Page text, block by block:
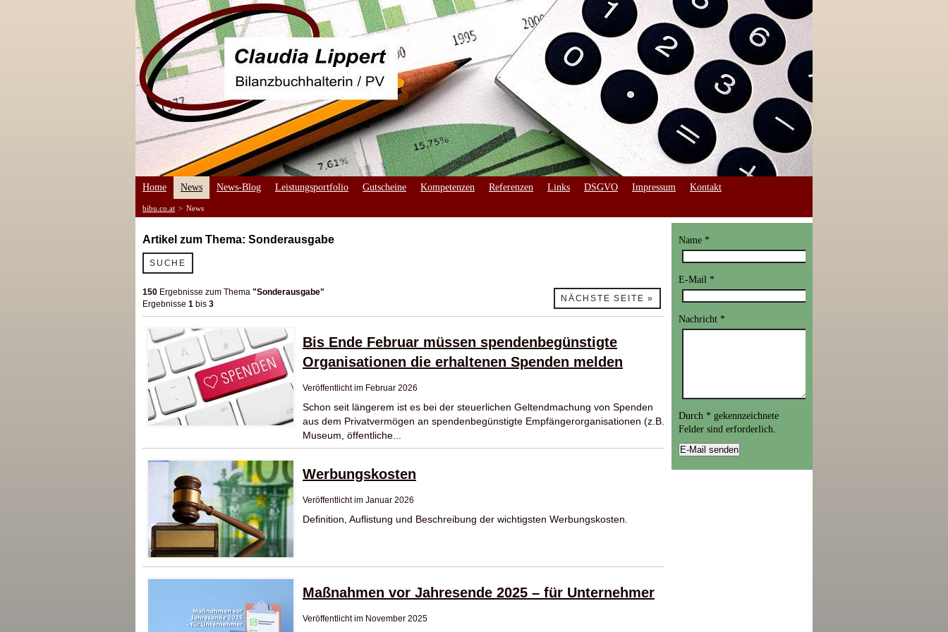
Home News News-Blog Leistungsportfolio Gutscheine Kompetenzen Referenzen Links DSGVO Impressum Kontakt
bibu.co.at > News
Name *
E-Mail *
Nachricht *
Durch * gekennzeichnete
Felder sind erforderlich.
Artikel zum Thema: Sonderausgabe
SUCHE
150 Ergebnisse zum Thema "Sonderausgabe"
Ergebnisse 1 bis 3
NÄCHSTE SEITE »
Bis Ende Februar müssen spendenbegünstigte
Organisationen die erhaltenen Spenden melden
Veröffentlicht im Februar 2026
Schon seit längerem ist es bei der steuerlichen Geltendmachung von Spenden
aus dem Privatvermögen an spendenbegünstigte Empfängerorganisationen (z.B.
Museum, öffentliche...
Werbungskosten
Veröffentlicht im Januar 2026
Definition, Auflistung und Beschreibung der wichtigsten Werbungskosten.
Maßnahmen vor Jahresende 2025 – für Unternehmer
Veröffentlicht im November 2025